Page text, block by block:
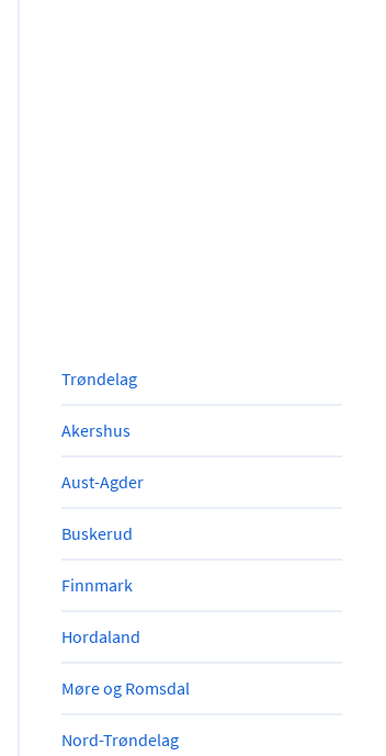
Trøndelag
Akershus
Aust-Agder
Buskerud
Finnmark
Hordaland
Møre og Romsdal
Nord-Trøndelag